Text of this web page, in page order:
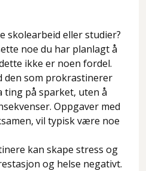
skolearbeid eller studier?
noe du har planlagt å
ikke er noen fordel.
den som prokrastinerer
ting på sparket, uten å
Oppgaver med
vil typisk være noe
kan skape stress og
og helse negativt.